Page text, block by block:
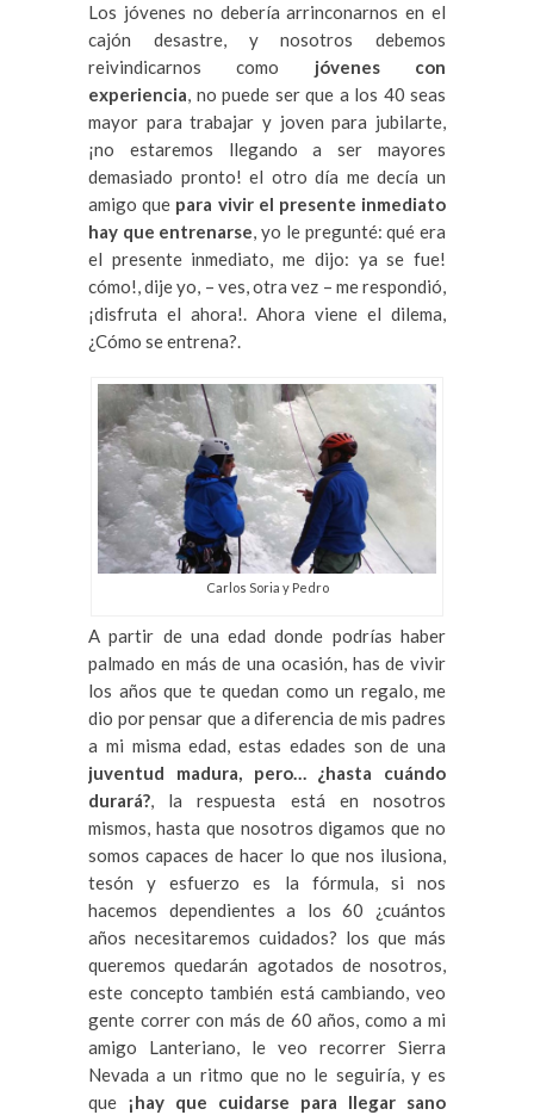
Los jóvenes no debería arrinconarnos en el
cajón desastre, y nosotros debemos
reivindicarnos como jóvenes con
experiencia, no puede ser que a los 40 seas
mayor para trabajar y joven para jubilarte,
¡no estaremos llegando a ser mayores
demasiado pronto! el otro día me decía un
amigo que para vivir el presente inmediato
hay que entrenarse, yo le pregunté: qué era
el presente inmediato, me dijo: ya se fue!
cómo!, dije yo, – ves, otra vez – me respondió,
¡disfruta el ahora!. Ahora viene el dilema,
¿Cómo se entrena?.
Carlos Soria y Pedro
A partir de una edad donde podrías haber
palmado en más de una ocasión, has de vivir
los años que te quedan como un regalo, me
dio por pensar que a diferencia de mis padres
a mi misma edad, estas edades son de una
juventud madura, pero… ¿hasta cuándo
durará?, la respuesta está en nosotros
mismos, hasta que nosotros digamos que no
somos capaces de hacer lo que nos ilusiona,
tesón y esfuerzo es la fórmula, si nos
hacemos dependientes a los 60 ¿cuántos
años necesitaremos cuidados? los que más
queremos quedarán agotados de nosotros,
este concepto también está cambiando, veo
gente correr con más de 60 años, como a mi
amigo Lanteriano, le veo recorrer Sierra
Nevada a un ritmo que no le seguiría, y es
que ¡hay que cuidarse para llegar sano